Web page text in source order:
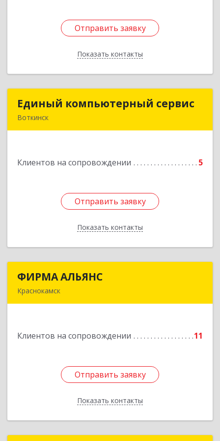
Отправить заявку
Показать контакты
Отправить заявку
Назад
Единый компьютерный сервис
Воткинск
Клиентов на сопровождении 5
Отправить заявку
Показать контакты
Единый компьютерный сервис
Отправить заявку
Назад
ФИРМА АЛЬЯНС
Краснокамск
Клиентов на сопровождении 11
Отправить заявку
Показать контакты
Отправить заявку
Назад